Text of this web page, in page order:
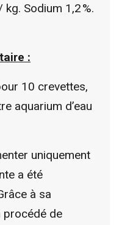
Sodium 1,2 %.
:
10 crevettes,
aquarium d’eau
uniquement
a été
à sa
procédé de